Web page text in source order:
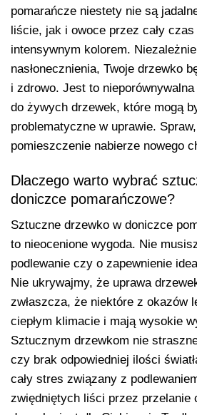
pomarańcze niestety nie są
liście, jak i owoce przez cały czas
intensywnym kolorem.
nasłonecznienia, Twoje drzewko
i zdrowo. Jest to
do żywych drzewek, które mogą
problematyczne w uprawie.
pomieszczenie nabierze nowego
Dlaczego warto wybrać
doniczce pomarańczowe?
Sztuczne drzewko w doniczce
to nieocenione wygoda. Nie
podlewanie czy o zapewnienie
Nie ukrywajmy, że uprawa
zwłaszcza, że niektóre z okazów
ciepłym klimacie i mają wysokie
Sztucznym drzewkom nie
czy brak odpowiedniej ilości
cały stres związany z
zwiędniętych liści przez przelanie